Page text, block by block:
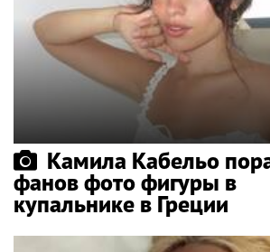
Камила Кабельо
фанов фото фигуры в
купальнике в Греции